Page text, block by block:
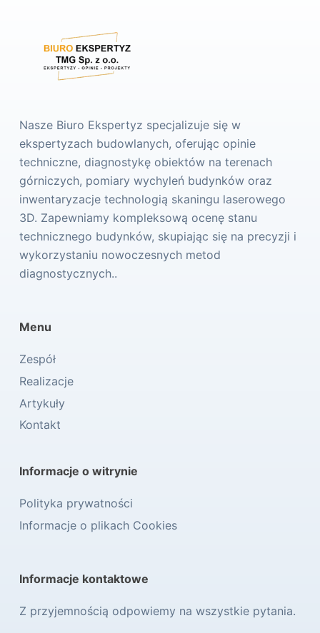
Nasze Biuro Ekspertyz specjalizuje się w
ekspertyzach budowlanych, oferując opinie
techniczne, diagnostykę obiektów na terenach
górniczych, pomiary wychyleń budynków oraz
inwentaryzacje technologią skaningu laserowego
3D. Zapewniamy kompleksową ocenę stanu
technicznego budynków, skupiając się na precyzji i
wykorzystaniu nowoczesnych metod
diagnostycznych..
Menu
Zespół
Realizacje
Artykuły
Kontakt
Informacje o witrynie
Polityka prywatności
Informacje o plikach Cookies
Informacje kontaktowe
Z przyjemnością odpowiemy na wszystkie pytania.